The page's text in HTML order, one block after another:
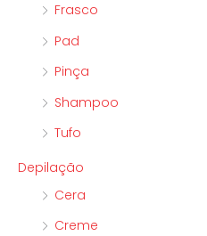
Frasco
Pad
Pinça
Shampoo
Tufo
Depilação
Cera
Creme